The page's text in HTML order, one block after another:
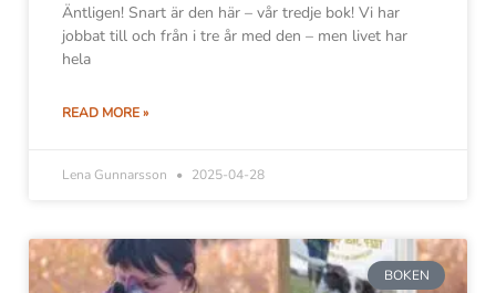
Äntligen! Snart är den här – vår tredje bok! Vi har
jobbat till och från i tre år med den – men livet har
hela
READ MORE »
Lena Gunnarsson 2025-04-28
BOKEN